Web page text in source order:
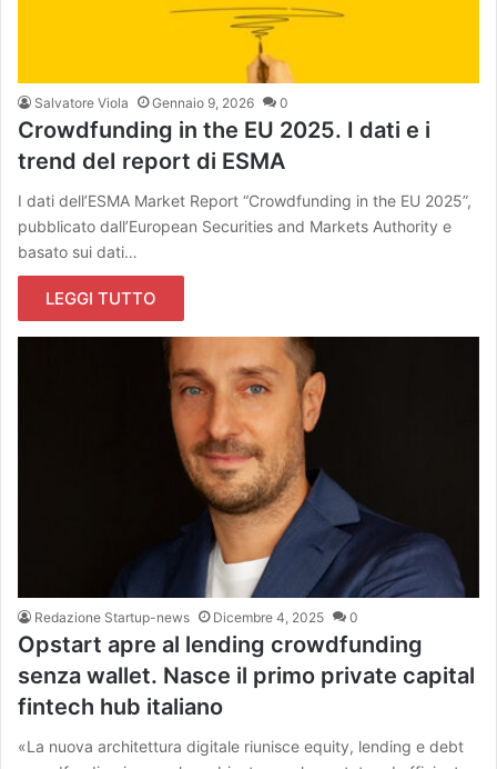
Salvatore Viola Gennaio 9, 2026 0
Crowdfunding in the EU 2025. I dati e i
trend deI report di ESMA
I dati dell’ESMA Market Report “Crowdfunding in the EU 2025”,
pubblicato dall’European Securities and Markets Authority e
basato sui dati…
LEGGI TUTTO
Redazione Startup-news Dicembre 4, 2025 0
Opstart apre al lending crowdfunding
senza wallet. Nasce il primo private capital
fintech hub italiano
«La nuova architettura digitale riunisce equity, lending e debt